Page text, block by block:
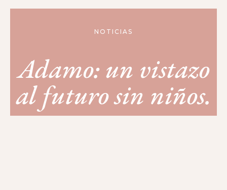
NOTICIAS
Adamo: un vistazo
al futuro sin niños.